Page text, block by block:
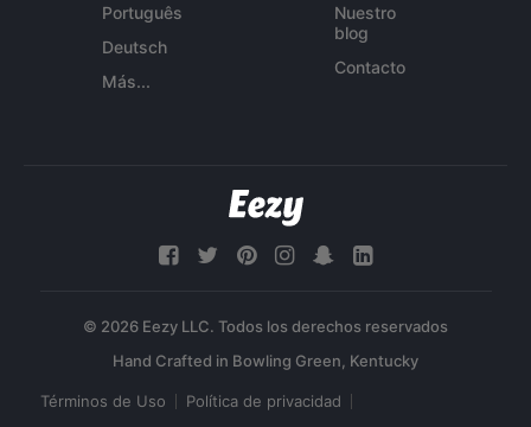
Português
Deutsch
Más...
Nuestro
blog
Contacto
© 2026 Eezy LLC. Todos los derechos reservados
Términos de Uso Política de privacidad